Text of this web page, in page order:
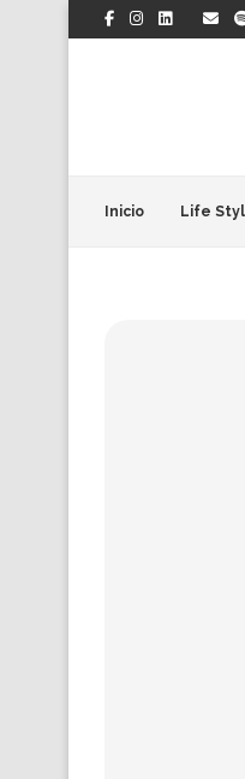
Inicio Life